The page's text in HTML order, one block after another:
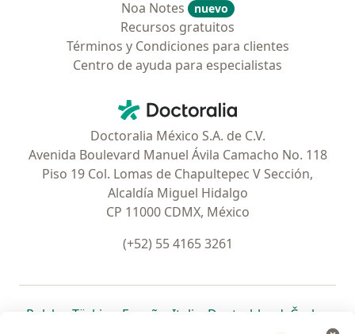
Noa Notes
nuevo
Recursos gratuitos
Términos y Condiciones para clientes
Centro de ayuda para especialistas
Doctoralia - Página de inicio
Doctoralia México S.A. de C.V.
Avenida Boulevard Manuel Ávila Camacho No. 118
Piso 19 Col. Lomas de Chapultepec V Sección,
Alcaldía Miguel Hidalgo
CP 11000 CDMX, México
(+52) 55 4165 3261
Polska se abre en una nueva pestaña
Türkiye se abre en una nueva pestaña
España se abre en una nueva pestaña
Italia se abre en una nueva
Deutschlandse abre en
Česko